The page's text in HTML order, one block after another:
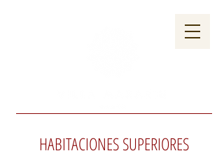
HABITACIONESSUPERIORES